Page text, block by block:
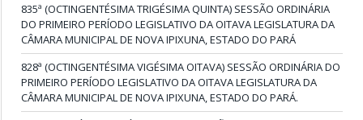
835ª (OCTINGENTÉSIMA TRIGÉSIMA QUINTA) SESSÃO ORDINÁRIA
DO PRIMEIRO PERÍODO LEGISLATIVO DA OITAVA LEGISLATURA DA
CÂMARA MUNICIPAL DE NOVA IPIXUNA, ESTADO DO PARÁ
828ª (OCTINGENTÉSIMA VIGÉSIMA OITAVA) SESSÃO ORDINÁRIA DO
PRIMEIRO PERÍODO LEGISLATIVO DA OITAVA LEGISLATURA DA
CÂMARA MUNICIPAL DE NOVA IPIXUNA, ESTADO DO PARÁ.